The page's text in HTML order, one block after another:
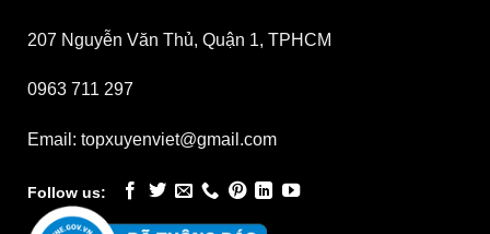
207 Nguyễn Văn Thủ, Quận 1, TPHCM
0963 711 297
Email: topxuyenviet@gmail.com
Follow us: